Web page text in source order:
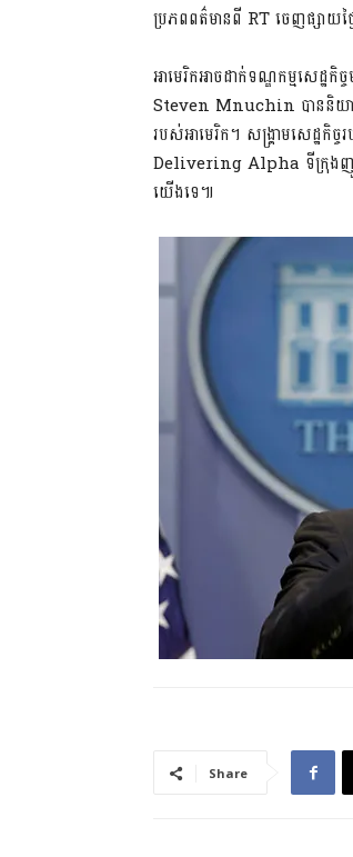
ប្រភពពត៌មានពី RT ចេញផ្សាយថ្
អាមេរិកអាចដាក់ទណ្ឌកម្មសេដ្ឋ
Steven Mnuchin បាននិយាយថ
របស់អាមេរិក។ សង្គ្រាមសេដ្ឋកិច្
Delivering Alpha ទីក្រុងញូវយ៉
យើងទេ៕
Share